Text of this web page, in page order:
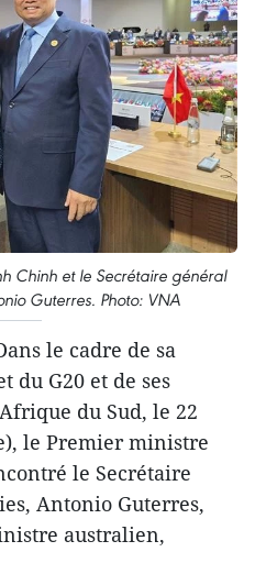
Chinh et le Secrétaire général
Guterres. Photo: VNA
le cadre de sa
du G20 et de ses
du Sud, le 22
le Premier ministre
le Secrétaire
Antonio Guterres,
australien,